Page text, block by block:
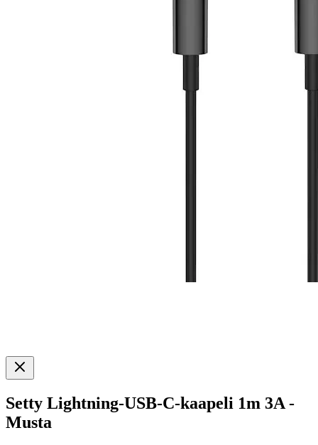
Setty Lightning-USB-C-kaapeli 1m 3A -
Musta